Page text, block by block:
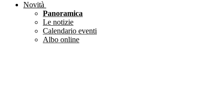
Novità
Panoramica
Le notizie
Calendario eventi
Albo online